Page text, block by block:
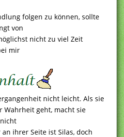
folgen zu können, sollte
von
nicht zu viel Zeit
mir
nicht leicht. Als sie
Wahrheit geht, macht sie
ihrer Seite ist Silas, doch